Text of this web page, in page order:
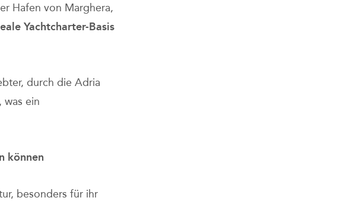
Hafen von Marghera,
Yachtcharter-Basis
durch die Adria
was ein
können
besonders für ihr